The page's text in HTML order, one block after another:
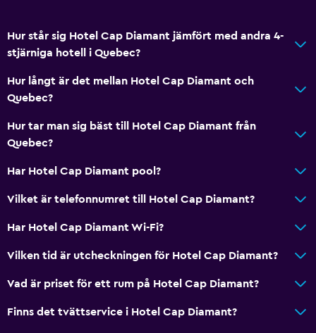
Hur står sig Hotel Cap Diamant jämfört med andra 4-
stjärniga hotell i Quebec?
Hur långt är det mellan Hotel Cap Diamant och
Quebec?
Hur tar man sig bäst till Hotel Cap Diamant från
Quebec?
Har Hotel Cap Diamant pool?
Vilket är telefonnumret till Hotel Cap Diamant?
Har Hotel Cap Diamant Wi-Fi?
Vilken tid är utcheckningen för Hotel Cap Diamant?
Vad är priset för ett rum på Hotel Cap Diamant?
Finns det tvättservice i Hotel Cap Diamant?